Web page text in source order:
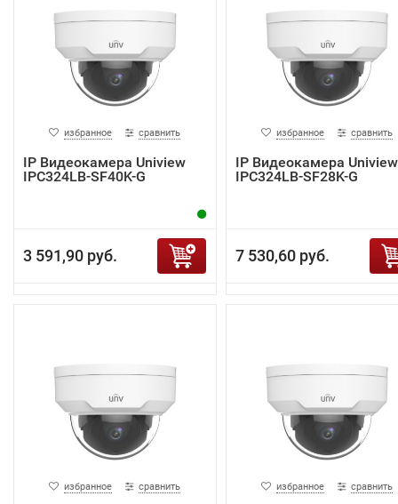
избранное сравнить
IP Видеокамера Uniview
IPC324LB-SF40K-G
3 591,90 руб.
избранное сравнить
IP Видеокамера Uniview
IPC324LB-SF28K-G
7 530,60 руб.
избранное сравнить избранное сравнить